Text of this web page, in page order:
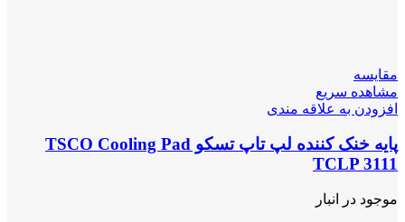
مقایسه
مشاهده سریع
افزودن به علاقه مندی
پایه خنک کننده لپ تاپ تسکو TSCO Cooling Pad
TCLP 3111
موجود در انبار